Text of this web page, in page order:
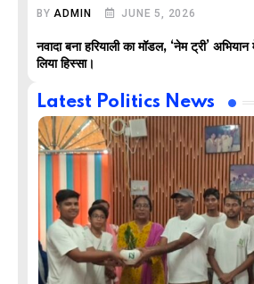
BYADMIN JUNE 5, 2026
नवादा बना हरियाली का मॉडल, ‘नेम ट्री’
लिया हिस्सा।
Latest Politics News